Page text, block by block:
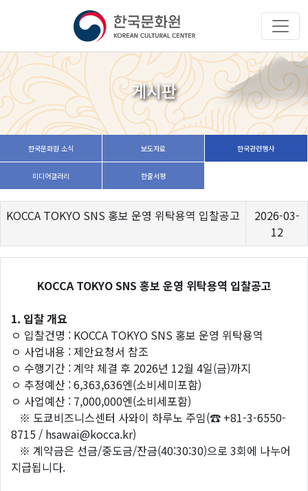
게시판
한국문화원 소식 보도자료 한국관련행사
미디어갤러리 한줄서평
KOCCA TOKYO SNS 홍보 운영 위탁용역 입찰공고
2026-03-
12
KOCCA TOKYO SNS 홍보 운영 위탁용역 입찰공고
1. 입찰 개요
ㅇ 입찰건명 : KOCCA TOKYO SNS 홍보 운영 위탁용역
ㅇ 사업내용 : 제안요청서 참조
ㅇ 수행기간 : 계약 체결 후 2026년 12월 4일(금)까지
ㅇ 추정예산 : 6,363,636엔(소비세미포함)
ㅇ 사업예산 : 7,000,000엔(소비세포함)
※ 도쿄비즈니스센터 사와이 하루노 주임(☎ +81-3-6550-
8715 / hsawai@kocca.kr)
※ 계약금은 선금/중도금/잔금(40:30:30)으로 3회에 나누어
지급됩니다.